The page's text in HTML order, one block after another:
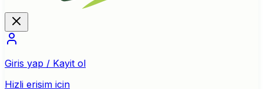
Giris yap / Kayit ol
Hizli erisim icin